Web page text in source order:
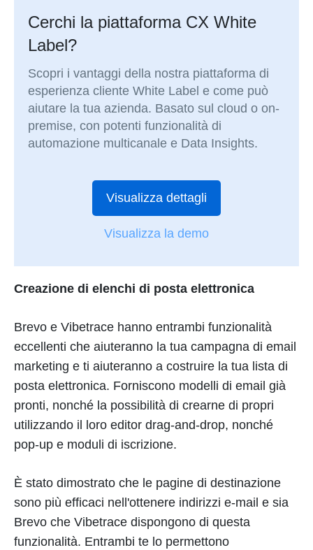
Cerchi la piattaforma CX White
Label?
Scopri i vantaggi della nostra piattaforma di
esperienza cliente White Label e come può
aiutare la tua azienda. Basato sul cloud o on-
premise, con potenti funzionalità di
automazione multicanale e Data Insights.
Visualizza dettagli
Visualizza la demo
Creazione di elenchi di posta elettronica
Brevo e Vibetrace hanno entrambi funzionalità
eccellenti che aiuteranno la tua campagna di email
marketing e ti aiuteranno a costruire la tua lista di
posta elettronica. Forniscono modelli di email già
pronti, nonché la possibilità di crearne di propri
utilizzando il loro editor drag-and-drop, nonché
pop-up e moduli di iscrizione.
È stato dimostrato che le pagine di destinazione
sono più efficaci nell'ottenere indirizzi e-mail e sia
Brevo che Vibetrace dispongono di questa
funzionalità. Entrambi te lo permettono